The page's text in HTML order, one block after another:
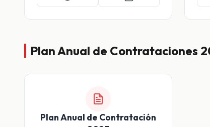
Plan Anual de Contrataciones
Plan Anual de Contratación